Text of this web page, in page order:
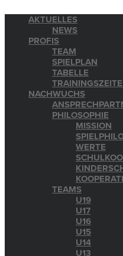
AKTUELLES
NEWS
PROFIS
TEAM
SPIELPLAN
TABELLE
NACHWUCHS
PHILOSOPHIE
MISSION
WERTE
TEAMS
U19
U17
U16
U15
U14
U13